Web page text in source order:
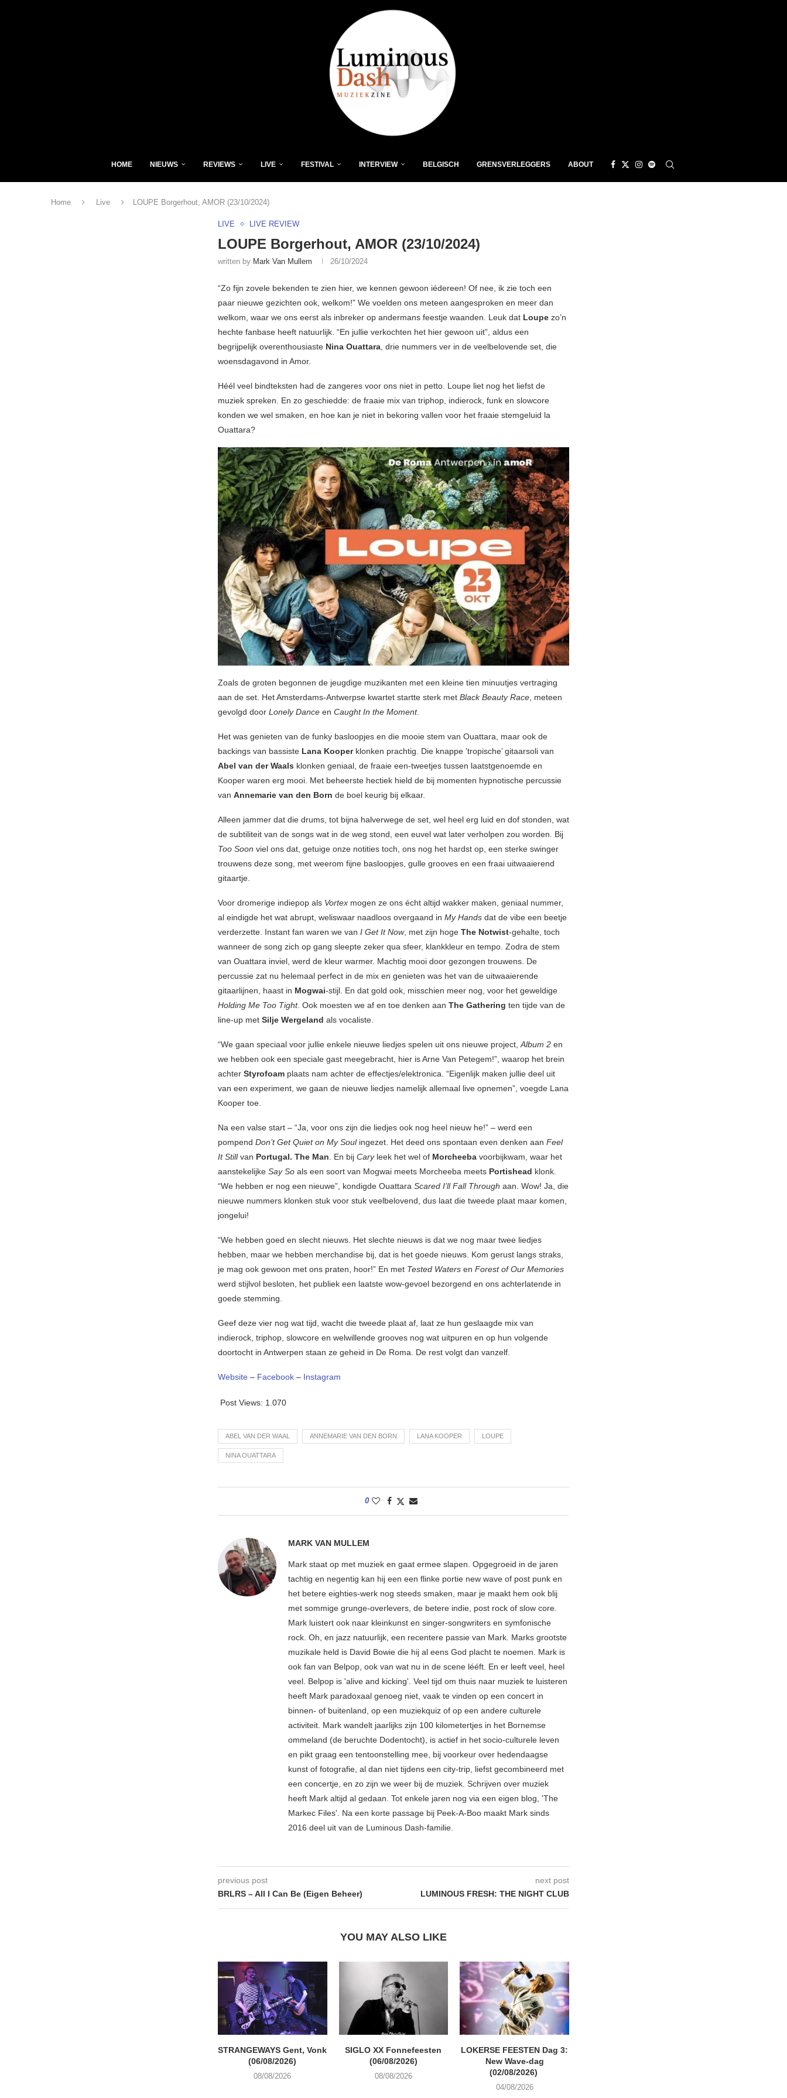
HOME NIEUWS REVIEWS LIVE FESTIVAL INTERVIEW BELGISCH GRENSVERLEGGERS ABOUT
Home Live LOUPE Borgerhout, AMOR (23/10/2024)
LIVE LIVE REVIEW
LOUPE Borgerhout, AMOR (23/10/2024)
written by Mark Van Mullem 26/10/2024
“Zo fijn zovele bekenden te zien hier, we kennen gewoon iédereen! Of nee, ik zie toch een
paar nieuwe gezichten ook, welkom!” We voelden ons meteen aangesproken en meer dan
welkom, waar we ons eerst als inbreker op andermans feestje waanden. Leuk dat Loupe zo’n
hechte fanbase heeft natuurlijk. “En jullie verkochten het hier gewoon uit”, aldus een
begrijpelijk overenthousiaste Nina Ouattara, drie nummers ver in de veelbelovende set, die
woensdagavond in Amor.
Héél veel bindteksten had de zangeres voor ons niet in petto. Loupe liet nog het liefst de
muziek spreken. En zo geschiedde: de fraaie mix van triphop, indierock, funk en slowcore
konden we wel smaken, en hoe kan je niet in bekoring vallen voor het fraaie stemgeluid la
Ouattara?
Zoals de groten begonnen de jeugdige muzikanten met een kleine tien minuutjes vertraging
aan de set. Het Amsterdams-Antwerpse kwartet startte sterk met Black Beauty Race, meteen
gevolgd door Lonely Dance en Caught In the Moment.
Het was genieten van de funky basloopjes en die mooie stem van Ouattara, maar ook de
backings van bassiste Lana Kooperklonken prachtig. Die knappe ’tropische’ gitaarsoli van
Abel van der Waals klonken geniaal, de fraaie een-tweetjes tussen laatstgenoemde en
Kooper waren erg mooi. Met beheerste hectiek hield de bij momenten hypnotische percussie
van Annemarie van den Born de boel keurig bij elkaar.
Alleen jammer dat die drums, tot bijna halverwege de set, wel heel erg luid en dof stonden, wat
de subtiliteit van de songs wat in de weg stond, een euvel wat later verholpen zou worden. Bij
Too Soon viel ons dat, getuige onze notities toch, ons nog het hardst op, een sterke swinger
trouwens deze song, met weerom fijne basloopjes, gulle grooves en een fraai uitwaaierend
gitaartje.
Voor dromerige indiepop als Vortex mogen ze ons écht altijd wakker maken, geniaal nummer,
al eindigde het wat abrupt, weliswaar naadloos overgaand in My Hands dat de vibe een beetje
verderzette. Instant fan waren we van I Get It Now, met zijn hoge The Notwist-gehalte, toch
wanneer de song zich op gang sleepte zeker qua sfeer, klankkleur en tempo. Zodra de stem
van Ouattara inviel, werd de kleur warmer. Machtig mooi door gezongen trouwens. De
percussie zat nu helemaal perfect in de mix en genieten was het van de uitwaaierende
gitaarlijnen, haast in Mogwai-stijl. En dat gold ook, misschien meer nog, voor het geweldige
Holding Me Too Tight. Ook moesten we af en toe denken aan The Gathering ten tijde van de
line-up met Silje Wergeland als vocaliste.
“We gaan speciaal voor jullie enkele nieuwe liedjes spelen uit ons nieuwe project,Album 2 en
we hebben ook een speciale gast meegebracht, hier is Arne Van Petegem!”, waarop het brein
achter Styrofoam plaats nam achter de effectjes/elektronica. “Eigenlijk maken jullie deel uit
van een experiment, we gaan de nieuwe liedjes namelijk allemaal live opnemen”, voegde Lana
Kooper toe.
Na een valse start – “Ja, voor ons zijn die liedjes ook nog heel nieuw he!” – werd een
pompend Don’t Get Quiet on My Soulingezet. Het deed ons spontaan even denken aan Feel
It Stillvan Portugal. The Man. En bij Caryleek het wel of Morcheeba voorbijkwam, waar het
aanstekelijke Say So als een soort van Mogwai meets Morcheeba meets Portishead klonk.
“We hebben er nog een nieuwe”, kondigde Ouattara Scared I’ll Fall Through aan. Wow! Ja, die
nieuwe nummers klonken stuk voor stuk veelbelovend, dus laat die tweede plaat maar komen,
jongelui!
“We hebben goed en slecht nieuws. Het slechte nieuws is dat we nog maar twee liedjes
hebben, maar we hebben merchandise bij, dat is het goede nieuws. Kom gerust langs straks,
je mag ook gewoon met ons praten, hoor!” En met Tested Waters en Forest of Our Memories
werd stijlvol besloten, het publiek een laatste wow-gevoel bezorgend en ons achterlatende in
goede stemming.
Geef deze vier nog wat tijd, wacht die tweede plaat af, laat ze hun geslaagde mix van
indierock, triphop, slowcore en welwillende grooves nog wat uitpuren en op hun volgende
doortocht in Antwerpen staan ze geheid in De Roma. De rest volgt dan vanzelf.
Website – Facebook – Instagram
Post Views: 1.070
ABEL VAN DER WAAL ANNEMARIE VAN DEN BORN LANA KOOPER LOUPE
NINA OUATTARA
0
MARK VAN MULLEM
Mark staat op met muziek en gaat ermee slapen. Opgegroeid in de jaren
tachtig en negentig kan hij een een flinke portie new wave of post punk en
het betere eighties-werk nog steeds smaken, maar je maakt hem ook blij
met sommige grunge-overlevers, de betere indie, post rock of slow core.
Mark luistert ook naar kleinkunst en singer-songwriters en symfonische
rock. Oh, en jazz natuurlijk, een recentere passie van Mark. Marks grootste
muzikale held is David Bowie die hij al eens God placht te noemen. Mark is
ook fan van Belpop, ook van wat nu in de scene lééft. En er leeft veel, heel
veel. Belpop is 'alive and kicking'. Veel tijd om thuis naar muziek te luisteren
heeft Mark paradoxaal genoeg niet, vaak te vinden op een concert in
binnen- of buitenland, op een muziekquiz of op een andere culturele
activiteit. Mark wandelt jaarlijks zijn 100 kilometertjes in het Bornemse
ommeland (de beruchte Dodentocht), is actief in het socio-culturele leven
en pikt graag een tentoonstelling mee, bij voorkeur over hedendaagse
kunst of fotografie, al dan niet tijdens een city-trip, liefst gecombineerd met
een concertje, en zo zijn we weer bij de muziek. Schrijven over muziek
heeft Mark altijd al gedaan. Tot enkele jaren nog via een eigen blog, 'The
Markec Files'. Na een korte passage bij Peek-A-Boo maakt Mark sinds
2016 deel uit van de Luminous Dash-familie.
previous post
BRLRS – All I Can Be (Eigen Beheer)
next post
LUMINOUS FRESH: THE NIGHT CLUB
YOU MAY ALSO LIKE
STRANGEWAYS Gent, Vonk
(06/08/2026)
08/08/2026
SIGLO XX Fonnefeesten
(06/08/2026)
08/08/2026
LOKERSE FEESTEN Dag 3:
New Wave-dag
(02/08/2026)
04/08/2026